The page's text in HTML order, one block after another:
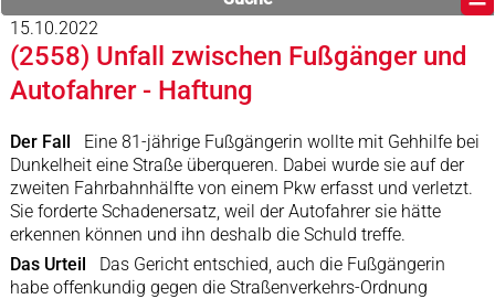
15.10.2022
(2558) Unfall zwischen Fußgänger und
Autofahrer - Haftung
Der Fall
Eine 81-jährige Fußgängerin wollte mit Gehhilfe bei
Dunkelheit eine Straße überqueren. Dabei wurde sie auf der
zweiten Fahrbahnhälfte von einem Pkw erfasst und verletzt.
Sie forderte Schadenersatz, weil der Autofahrer sie hätte
erkennen können und ihn deshalb die Schuld treffe.
Das Urteil
Das Gericht entschied, auch die Fußgängerin
habe offenkundig gegen die Straßenverkehrs-Ordnung